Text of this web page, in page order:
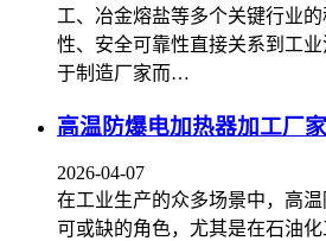
工、冶金熔盐等多个关键行业
性、安全可靠性直接关系到工
于制造厂家而…
高温防爆电加热器加工厂家
2026-04-07
在工业生产的众多场景中，高
可或缺的角色，尤其是在石油